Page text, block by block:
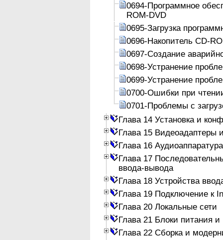
0694-Программное
ROM-DVD
0695-Загрузка
0696-Накопитель CD-
0697-Создание
0698-Устранение
0699-Устранение
0700-Ошибки при
0701-Проблемы с
Глава 14 Установка и
Глава 15 Видеоадаптеры
Глава 16 Аудиоаппаратура
Глава 17
ввода-вывода
Глава 18 Устройства
Глава 19 Подключение к
Глава 20 Локальные сети
Глава 21 Блоки питания и
Глава 22 Сборка и